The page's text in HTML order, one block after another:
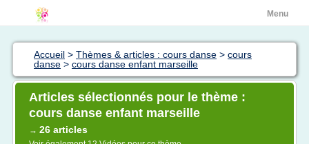
Menu
Accueil > Thèmes & articles : cours danse > cours
danse > cours danse enfant marseille
Articles sélectionnés pour le thème :
cours danse enfant marseille
→ 26 articles